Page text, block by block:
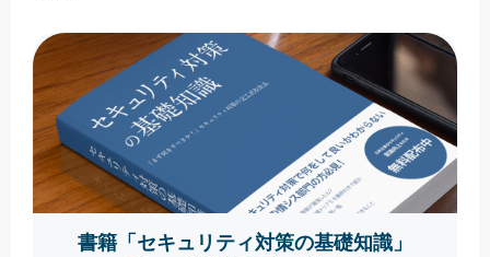
書籍「セキュリティ対策の基礎知識」